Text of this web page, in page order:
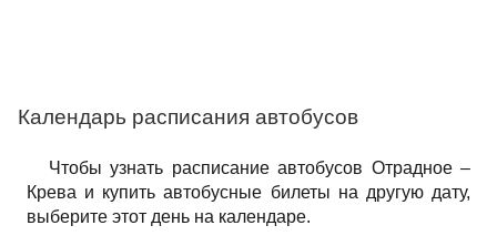
Календарь расписания автобусов
Чтобы узнать расписание автобусов Отрадное –
Крева и купить автобусные билеты на другую дату,
выберите этот день на календаре.